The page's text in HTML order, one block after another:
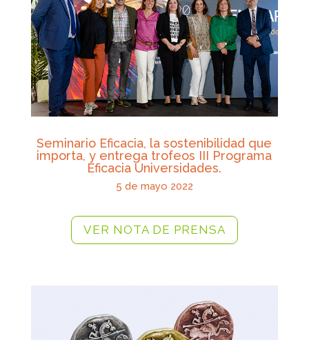
Seminario Eficacia, la sostenibilidad que
importa, y entrega trofeos III Programa
Eficacia Universidades.
5 de mayo 2022
VER NOTA DE PRENSA